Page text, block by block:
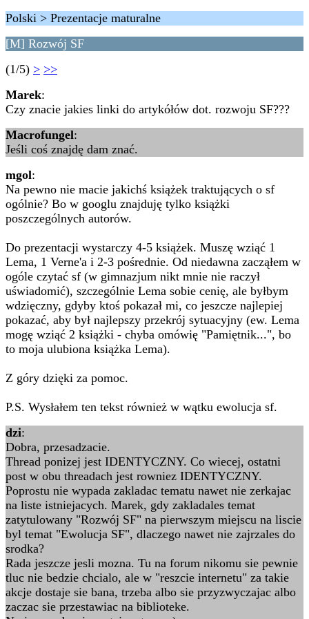
Polski > Prezentacje maturalne
[M] Rozwój SF
(1/5) > >>
Marek:
Czy znacie jakies linki do artykółów dot. rozwoju SF???
Macrofungel:
Jeśli coś znajdę dam znać.
mgol:
Na pewno nie macie jakichś książek traktujących o sf
ogólnie? Bo w googlu znajduję tylko książki
poszczególnych autorów.
Do prezentacji wystarczy 4-5 książek. Muszę wziąć 1
Lema, 1 Verne'a i 2-3 pośrednie. Od niedawna zacząłem w
ogóle czytać sf (w gimnazjum nikt mnie nie raczył
uświadomić), szczególnie Lema sobie cenię, ale byłbym
wdzięczny, gdyby ktoś pokazał mi, co jeszcze najlepiej
pokazać, aby był najlepszy przekrój sytuacyjny (ew. Lema
mogę wziąć 2 książki - chyba omówię "Pamiętnik...", bo
to moja ulubiona książka Lema).
Z góry dzięki za pomoc.
P.S. Wysłałem ten tekst również w wątku ewolucja sf.
dzi:
Dobra, przesadzacie.
Thread ponizej jest IDENTYCZNY. Co wiecej, ostatni
post w obu threadach jest rowniez IDENTYCZNY.
Poprostu nie wypada zakladac tematu nawet nie zerkajac
na liste istniejacych. Marek, gdy zakladales temat
zatytulowany "Rozwój SF" na pierwszym miejscu na liscie
byl temat "Ewolucja SF", dlaczego nawet nie zajrzales do
srodka?
Rada jeszcze jesli mozna. Tu na forum nikomu sie pewnie
tluc nie bedzie chcialo, ale w "reszcie internetu" za takie
akcje dostaje sie bana, trzeba albo sie przyzwyczajac albo
zaczac sie przestawiac na biblioteke.